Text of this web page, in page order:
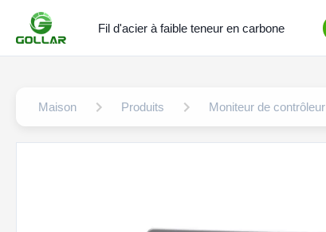
Fil d'acier à faible teneur en carbone
Maison Produits Moniteur de contrôleur